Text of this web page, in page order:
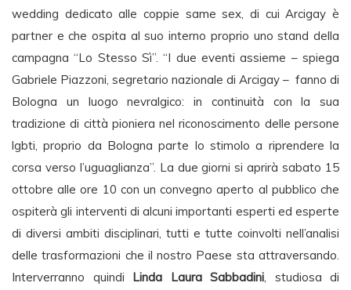
wedding dedicato alle coppie same sex, di cui Arcigay è
partner e che ospita al suo interno proprio uno stand della
campagna “Lo Stesso Sì”. “I due eventi assieme – spiega
Gabriele Piazzoni, segretario nazionale di Arcigay – fanno di
Bologna un luogo nevralgico: in continuità con la sua
tradizione di città pioniera nel riconoscimento delle persone
lgbti, proprio da Bologna parte lo stimolo a riprendere la
corsa verso l’uguaglianza”. La due giorni si aprirà sabato 15
ottobre alle ore 10 con un convegno aperto al pubblico che
ospiterà gli interventi di alcuni importanti esperti ed esperte
di diversi ambiti disciplinari, tutti e tutte coinvolti nell’analisi
delle trasformazioni che il nostro Paese sta attraversando.
Interverranno quindi Linda Laura Sabbadini , studiosa di